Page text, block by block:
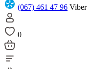
(067) 461 47 96 Viber
0